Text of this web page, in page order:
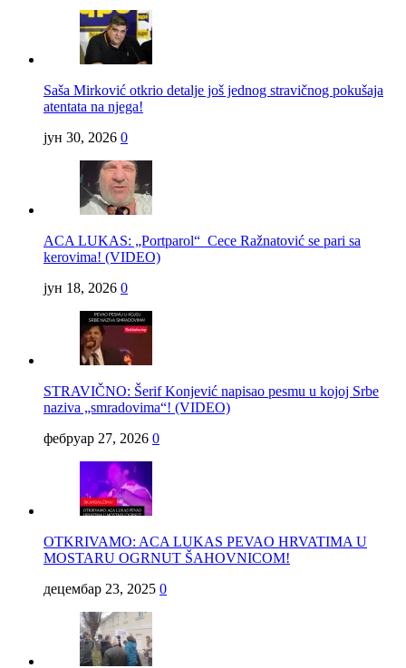
Saša Mirković otkrio detalje još jednog stravičnog pokušaja
atentata na njega!
јун 30, 2026 0
ACA LUKAS: „Portparol“ Cece Ražnatović se pari sa
kerovima! (VIDEO)
јун 18, 2026 0
STRAVIČNO: Šerif Konjević napisao pesmu u kojoj Srbe
naziva „smradovima“! (VIDEO)
фебруар 27, 2026 0
OTKRIVAMO: ACA LUKAS PEVAO HRVATIMA U
MOSTARU OGRNUT ŠAHOVNICOM!
децембар 23, 2025 0